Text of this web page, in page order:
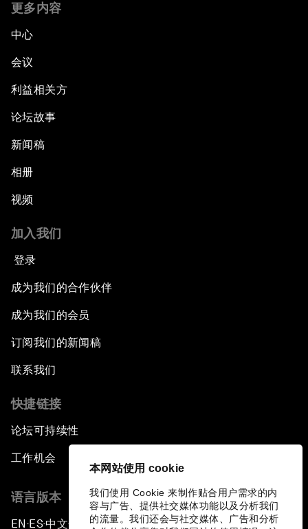
本网站使用 cookie
我们使用 Cookie 来制作贴合用户需求的内
容与广告、提供社交媒体功能以及分析我们
的流量。我们还会与社交媒体、广告和分析
更多内容
中心
会议
利益相关方
论坛故事
新闻稿
相册
视频
加入我们
登录
成为我们的合作伙伴
成为我们的会员
订阅我们的新闻稿
联系我们
快捷链接
论坛可持续性
工作机会
语言版本
EN ▪ES▪中文▪ 日本語